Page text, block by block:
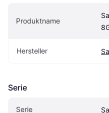
Produktname
Hersteller
Serie
Serie